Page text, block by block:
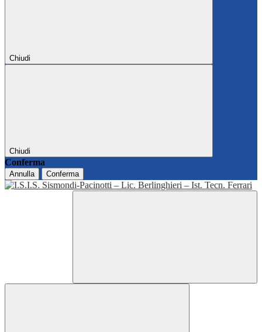
Chiudi
Chiudi
Conferma
Annulla Conferma